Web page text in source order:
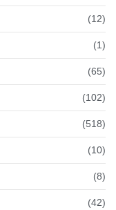
(12)
(1)
(65)
(102)
(518)
(10)
(8)
(42)